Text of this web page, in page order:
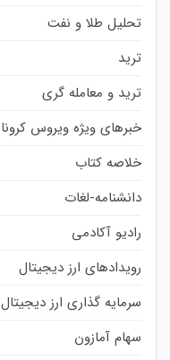
تحلیل طلا و نفت
ترید
ترید و معامله گری
خبرهای ویژه ویروس کرونا
خلاصه کتاب
دانشنامه-لغات
رادیو آکادمی
رویدادهای ارز دیجیتال
سرمایه گذاری ارز دیجیتال
سهام آمازون